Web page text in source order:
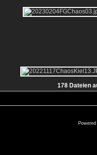
178 Dateien